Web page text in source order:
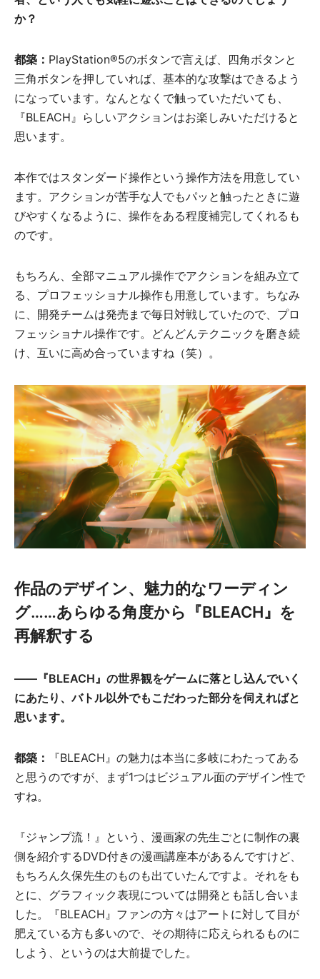
か？
都築： PlayStation®5のボタンで言えば、四角ボタンと
三角ボタンを押していれば、基本的な攻撃はできるよう
になっています。なんとなくで触っていただいても、
『BLEACH』らしいアクションはお楽しみいただけると
思います。
本作ではスタンダード操作という操作方法を用意してい
ます。アクションが苦手な人でもパッと触ったときに遊
びやすくなるように、操作をある程度補完してくれるも
のです。
もちろん、全部マニュアル操作でアクションを組み立て
る、プロフェッショナル操作も用意しています。ちなみ
に、開発チームは発売まで毎日対戦していたので、プロ
フェッショナル操作です。どんどんテクニックを磨き続
け、互いに高め合っていますね（笑）。
作品のデザイン、魅力的なワーディン
グ……あらゆる角度から『BLEACH』を
再解釈する
――『BLEACH』の世界観をゲームに落とし込んでいく
にあたり、バトル以外でもこだわった部分を伺えればと
思います。
都築：
『BLEACH』の魅力は本当に多岐にわたってある
と思うのですが、まず1つはビジュアル面のデザイン性で
すね。
『ジャンプ流！』という、漫画家の先生ごとに制作の裏
側を紹介するDVD付きの漫画講座本があるんですけど、
もちろん久保先生のものも出ていたんですよ。それをも
とに、グラフィック表現については開発とも話し合いま
した。『BLEACH』ファンの方々はアートに対して目が
肥えている方も多いので、その期待に応えられるものに
しよう、というのは大前提でした。